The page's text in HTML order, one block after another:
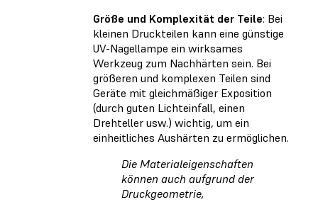
Größe und Komplexität der Teile: Bei
kleinen Druckteilen kann eine günstige
UV-Nagellampe ein wirksames
Werkzeug zum Nachhärten sein. Bei
größeren und komplexen Teilen sind
Geräte mit gleichmäßiger Exposition
(durch guten Lichteinfall, einen
Drehteller usw.) wichtig, um ein
einheitliches Aushärten zu ermöglichen.
Die Materialeigenschaften
können auch aufgrund der
Druckgeometrie,